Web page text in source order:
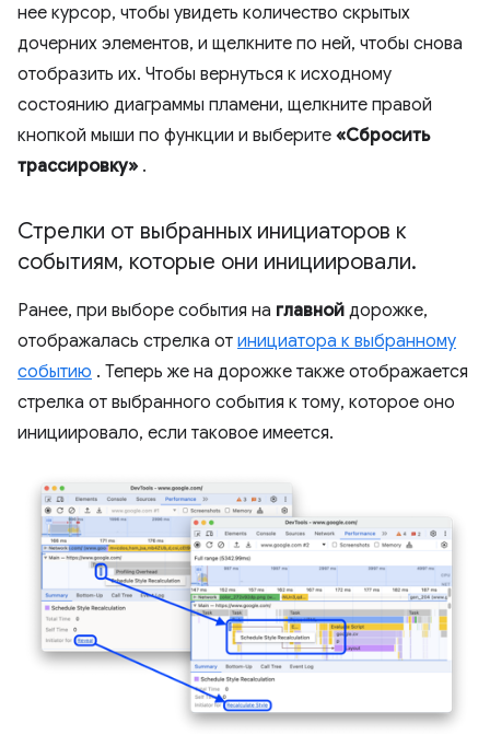
нее курсор, чтобы увидеть количество скрытых
дочерних элементов, и щелкните по ней, чтобы снова
отобразить их. Чтобы вернуться к исходному
состоянию диаграммы пламени, щелкните правой
кнопкой мыши по функции и выберите «Сбросить
трассировку» .
Стрелки от выбранных инициаторов к
событиям, которые они инициировали.
Ранее, при выборе события на главной дорожке,
отображалась стрелка от инициатора к выбранному
событию . Теперь же на дорожке также отображается
стрелка от выбранного события к тому, которое оно
инициировало, если таковое имеется.